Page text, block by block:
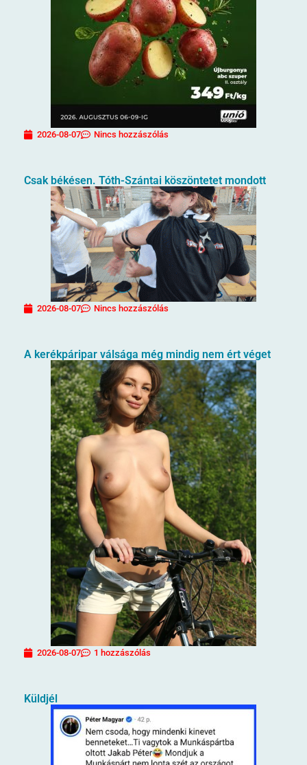
2026-08-07 Nincs hozzászólás
Csak békésen. Tóth-Szántai köszöntetet mondott
2026-08-07 Nincs hozzászólás
A kerékpáripar válsága még mindig nem ért véget
2026-08-07 1 hozzászólás
Küldjél